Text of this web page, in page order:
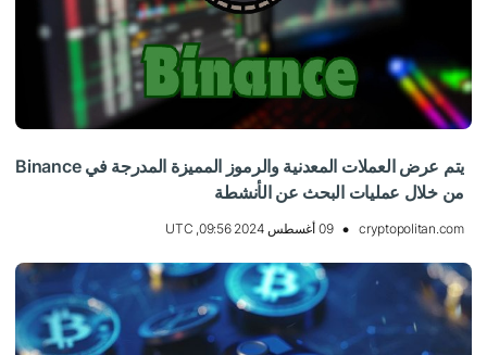
يتم عرض العملات المعدنية والرموز المميزة المدرجة في Binance
من خلال عمليات البحث عن الأنشطة
cryptopolitan.com 09 أغسطس 2024 09:56, UTC